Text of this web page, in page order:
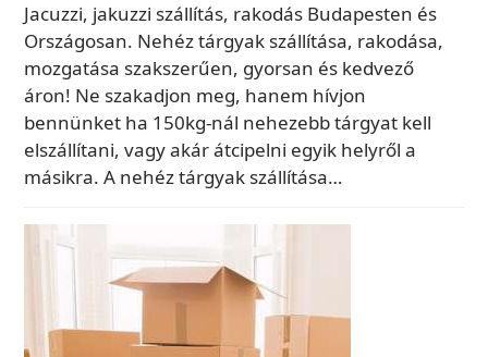
Jacuzzi, jakuzzi szállítás, rakodás Budapesten és
Országosan. Nehéz tárgyak szállítása, rakodása,
mozgatása szakszerűen, gyorsan és kedvező
áron! Ne szakadjon meg, hanem hívjon
bennünket ha 150kg-nál nehezebb tárgyat kell
elszállítani, vagy akár átcipelni egyik helyről a
másikra. A nehéz tárgyak szállítása…